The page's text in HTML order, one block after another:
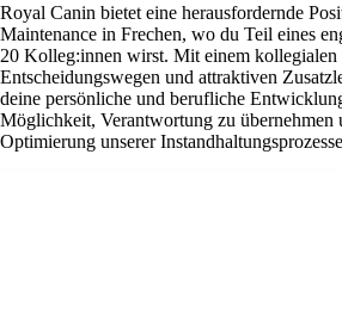
Royal Canin bietet eine herausfordernde
Maintenance in Frechen, wo du Teil eines
20 Kolleg:innen wirst. Mit einem
Entscheidungswegen und attraktiven
deine persönliche und berufliche
Möglichkeit, Verantwortung zu übernehmen
Optimierung unserer